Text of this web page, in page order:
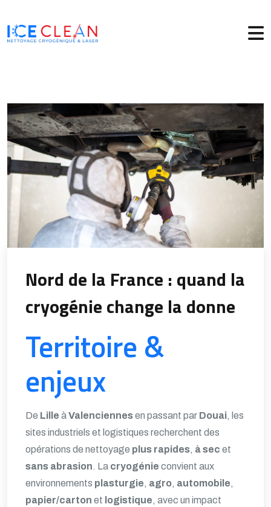
Nord de la France : quand la
cryogénie change la donne
Territoire &
enjeux
De Lille àValenciennesen passant par Douai, les
sites industriels et logistiques recherchent des
opérations de nettoyage plus rapides, à sec et
sans abrasion. La cryogénie convient aux
environnements plasturgie, agro, automobile,
papier/carton et logistique, avec un impact